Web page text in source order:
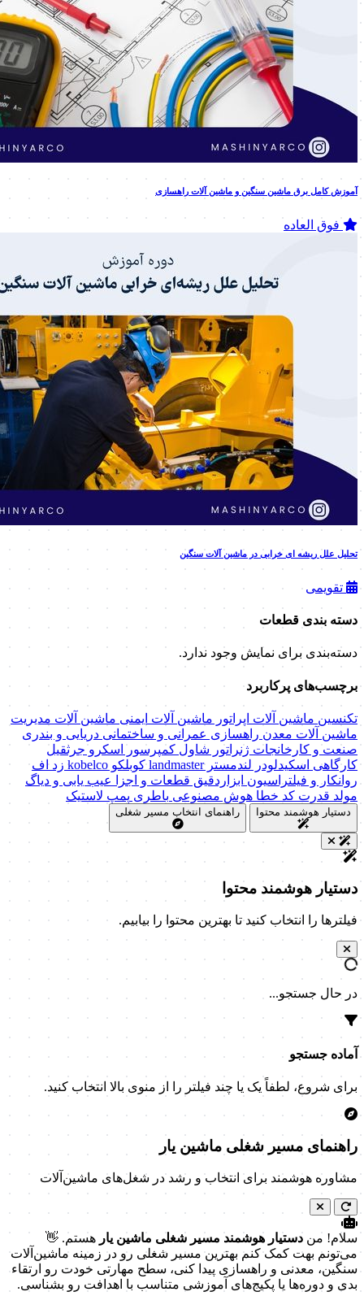
آموزش کامل برق ماشین سنگین و ماشین آلات راهسازی
فوق العاده
تحلیل علل ریشه ای خرابی در ماشین آلات سنگین
تقویمی
دسته بندی قطعات
دسته‌بندی برای نمایش وجود ندارد.
برچسب‌های پرکاربرد
تکنسین ماشین آلات اپراتور ماشین آلات ایمنی ماشین آلات مدیریت
ماشین آلات معدن راهسازی عمرانی و ساختمانی دریایی و بندری
صنعت و کارخانجات ژنراتور شاول کمپرسور اسکروجرثقیل
کارگاهی اسکیدلودر لندمسترlandmaster کوبلکو kobelco زد اف
روانکار و فیلتراسیونابزاردقیق قطعات و اجزا
عیب یابی و دیاگ
مولد قدرت کد خطا هوش مصنوعی باطری پمپ لاستیک
دستیار هوشمند محتوا راهنمای انتخاب مسیر شغلی
دستیار هوشمند محتوا
فیلترها را انتخاب کنید تا بهترین محتوا را بیابیم.
در حال جستجو...
آماده جستجو
برای شروع، لطفاً یک یا چند فیلتر را از منوی بالا انتخاب کنید.
راهنمای مسیر شغلی ماشین یار
مشاوره هوشمند برای انتخاب و رشد در شغل‌های ماشین‌آلات
سلام! من دستیار هوشمند مسیر شغلی ماشین یار هستم. 👋
می‌تونم بهت کمک کنم بهترین مسیر شغلی رو در زمینه ماشین‌آلات
سنگین، معدنی و راهسازی پیدا کنی، سطح مهارتی خودت رو ارتقاء
بدی و دوره‌ها یا پکیج‌های آموزشی متناسب با اهدافت رو بشناسی.